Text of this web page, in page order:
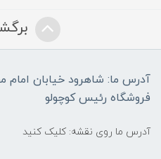
آدرس ما: شاهرود خیابان امام
فروشگاه رئیس کوچولو
آدرس ما روی نقشه: کلیک کنید